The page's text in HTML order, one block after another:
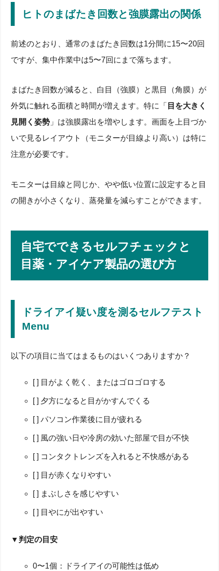
ヒトのまばたき回数と強膜露出の関係
前述のとおり、通常のまばたき回数は1分間に15〜20回
ですが、集中作業中は5〜7回にまで落ちます。
まばたき回数が減ると、白目（強膜）と黒目（角膜）が
外気に触れる面積と時間が増えます。特に「 目を大きく
見開く姿勢 」は強膜露出を増やします。画面を上目づか
いで見るレイアウト（モニターが目線より高い）は特に
注意が必要です。
モニターは目線と同じか、やや低い位置に設定すると目
の開きが小さくなり、蒸発量を減らすことができます。
自宅でできるセルフチェックと
目薬・アイケア製品の選び方
ドライアイ疑い度を測るセルフテスト
Menu
以下の項目に当てはまるものはいくつありますか？
[ ] 目がよく乾く、またはゴロゴロする
[ ] 夕方になると目がかすんでくる
[ ] パソコン作業後に目が疲れる
[ ] 風の強い日や冷房の効いた部屋で目が不快
[ ] コンタクトレンズを入れると不快感がある
[ ] 目が赤くなりやすい
[ ] まぶしさを感じやすい
[ ] 目やにが出やすい
▼判定の目安
0〜1個：ドライアイの可能性は低め